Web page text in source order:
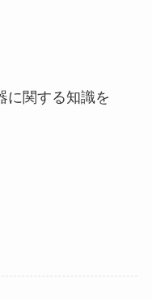
に関する知識を